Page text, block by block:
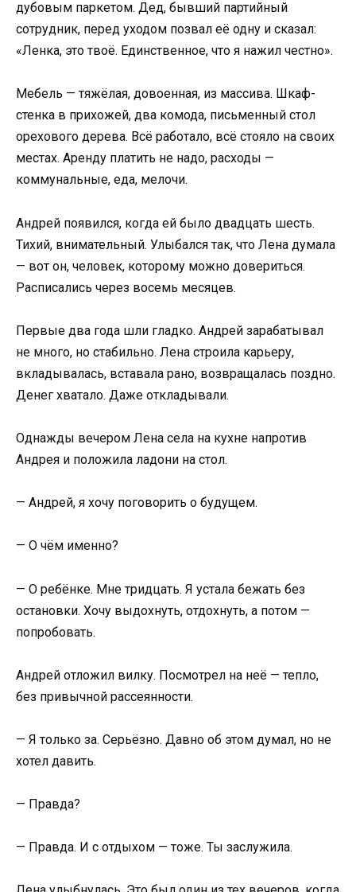
дубовым паркетом. Дед, бывший партийный
сотрудник, перед уходом позвал её одну и сказал:
«Ленка, это твоё. Единственное, что я нажил честно».
Мебель — тяжёлая, довоенная, из массива. Шкаф-
стенка в прихожей, два комода, письменный стол
орехового дерева. Всё работало, всё стояло на своих
местах. Аренду платить не надо, расходы —
коммунальные, еда, мелочи.
Андрей появился, когда ей было двадцать шесть.
Тихий, внимательный. Улыбался так, что Лена думала
— вот он, человек, которому можно довериться.
Расписались через восемь месяцев.
Первые два года шли гладко. Андрей зарабатывал
не много, но стабильно. Лена строила карьеру,
вкладывалась, вставала рано, возвращалась поздно.
Денег хватало. Даже откладывали.
Однажды вечером Лена села на кухне напротив
Андрея и положила ладони на стол.
— Андрей, я хочу поговорить о будущем.
— О чём именно?
— О ребёнке. Мне тридцать. Я устала бежать без
остановки. Хочу выдохнуть, отдохнуть, а потом —
попробовать.
Андрей отложил вилку. Посмотрел на неё — тепло,
без привычной рассеянности.
— Я только за. Серьёзно. Давно об этом думал, но не
хотел давить.
— Правда?
— Правда. И с отдыхом — тоже. Ты заслужила.